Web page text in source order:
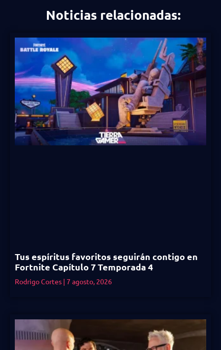
Noticias relacionadas:
Tus espíritus favoritos seguirán contigo en
Fortnite Capítulo 7 Temporada 4
Rodrigo Cortes 7 agosto, 2026